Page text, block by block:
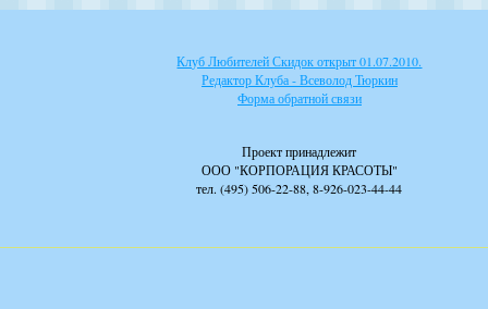
Клуб Любителей Скидок открыт 01.07.2010.
Редактор Клуба - Всеволод Тюркин
Форма обратной связи
Проект принадлежит
ООО "КОРПОРАЦИЯ КРАСОТЫ"
тел. (495) 506-22-88, 8-926-023-44-44